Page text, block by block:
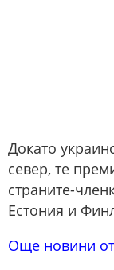
Докато
север, те
страните-
Естония и
Още новини